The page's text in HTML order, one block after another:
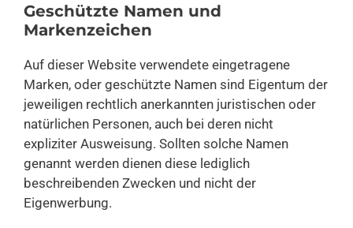
Geschützte Namen und
Markenzeichen
Auf dieser Website verwendete eingetragene
Marken, oder geschützte Namen sind Eigentum der
jeweiligen rechtlich anerkannten juristischen oder
natürlichen Personen, auch bei deren nicht
expliziter Ausweisung. Sollten solche Namen
genannt werden dienen diese lediglich
beschreibenden Zwecken und nicht der
Eigenwerbung.